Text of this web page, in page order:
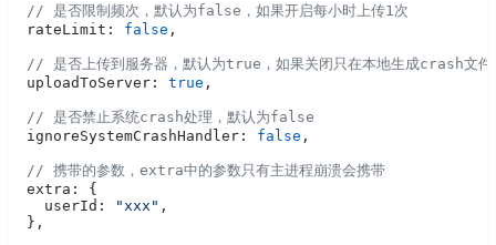
  // 是否限制频次，默认为false，如果开启每小时上传1次
  rateLimit:
false ,
  // 是否上传到服务器，默认为true，如果关闭只在本地生成crash文件
  uploadToServer:
true ,
  // 是否禁止系统crash处理，默认为false
  ignoreSystemCrashHandler:
false ,
  // 携带的参数，extra中的参数只有主进程崩溃会携带
  extra: {
    userId:
"xxx" ,
  },